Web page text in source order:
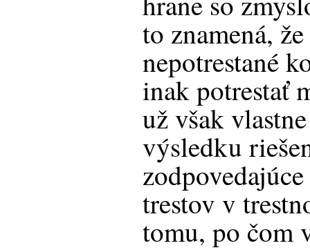
to znamená,
nepotrestané
inak potrestať
už však
výsledku
trestov v
tomu, po čom